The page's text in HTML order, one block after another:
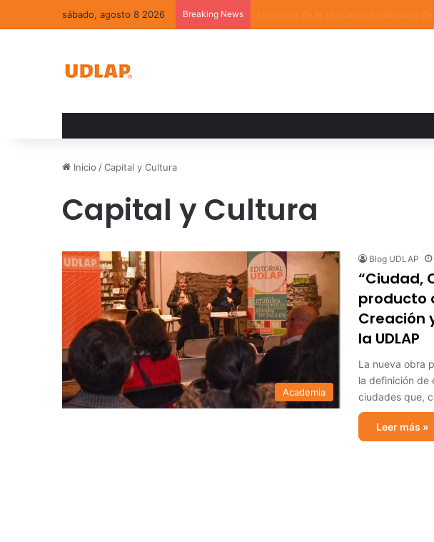
sábado, agosto 8 2026 Breaking News La convivencia familiar marca el
Inicio /Capital y Cultura
Capital y Cultura
Academia
Blog UDLAP
“Ciudad,
producto
Creación
la UDLAP
La nueva obra
la definición de
ciudades que,
Leer más »